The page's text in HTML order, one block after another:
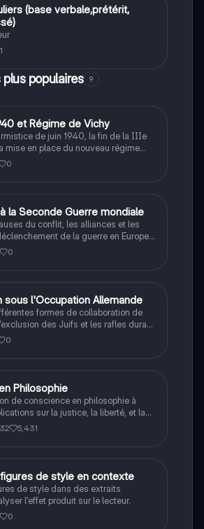
(base verbale,prétérit,
populaires 9
et Régime de Vichy
de juin 1940, la fin de la IIIe
mise en place du nouveau régime
Pétain.
0
la Seconde Guerre mondiale
du conflit, les alliances et les
de la guerre en Europe
0
sous l'Occupation Allemande
formes de collaboration de
des Juifs et les rafles durant
mondiale.
0
Philosophie
de conscience en philosophie à
sur la justice, la liberté, et la
fiche de révision aborde les
sur la conscience, le cogito, et
cherchant à approfondir leur
enjeux éthiques et existentiels.
5,431
de style en contexte
de style dans des extraits
l'effet produit sur le lecteur.
0